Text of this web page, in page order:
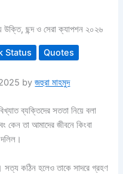
ছন্দ ও সেরা ক্যাপশন ২০২৬
Status Quotes
byজহুরা মাহমুদ
ব্যক্তিদের সততা নিয়ে বলা
কেন তা আমাদের জীবনে কিংবা
কঠিন হলেও তাকে সাদরে গ্রহণ